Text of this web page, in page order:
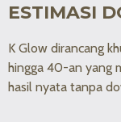
ESTIMASI
K Glow dirancang
hingga 40-an yang
hasil nyata tanpa